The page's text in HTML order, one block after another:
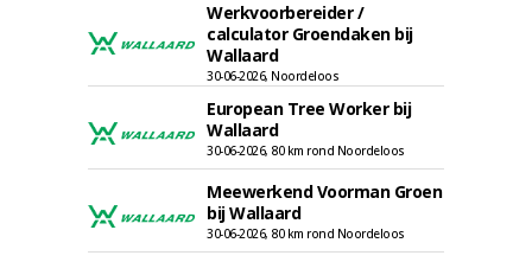
Werkvoorbereider /
calculator Groendaken bij
Wallaard
30-06-2026, Noordeloos
European Tree Worker bij
Wallaard
30-06-2026, 80 km rond Noordeloos
Meewerkend Voorman Groen
bij Wallaard
30-06-2026, 80 km rond Noordeloos